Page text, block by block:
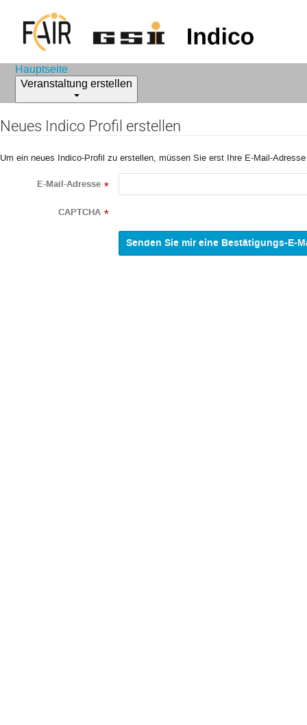
Hauptseite
Veranstaltung erstellen
Neues Indico Profil erstellen
Um ein neues Indico-Profil zu erstellen, müssen Sie erst Ihre E-Mail-
E-Mail-Adresse *
CAPTCHA *